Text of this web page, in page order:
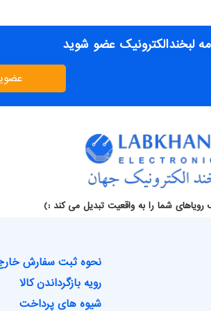
لبخندالکترونیک عضو شوید
رویاهای شما را به واقعیت تبدیل می کند :)
نحوه ثبت سفارش
رویه بازگرداندن کالا
شیوه های پرداخت